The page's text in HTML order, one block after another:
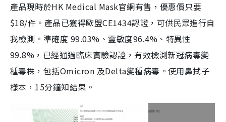
產品現時於HK Medical Mask官網有售，優惠價只要
$18/件。產品已獲得歐盟CE1434認證，可供民眾進行自
我檢測。準確度 99.03%、靈敏度96.4%、特異性
99.8%，已經通過臨床實驗認證，有效檢測新冠病毒變
種毒株，包括Omicron 及Delta變種病毒。使用鼻拭子
樣本，15分鐘知結果。